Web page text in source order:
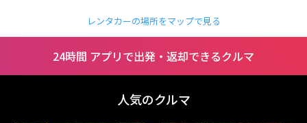
レンタカーの場所をマップで見る
24時間 アプリで出発・返却できるクルマ
人気のクルマ